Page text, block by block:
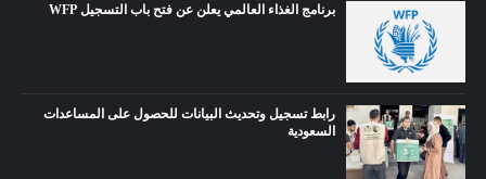
برنامج الغذاء العالمي يعلن عن فتح باب التسجيل WFP
رابط تسجيل وتحديث البيانات للحصول على المساعدات
السعودية